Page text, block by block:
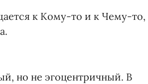
к Кому-то и к Чему-то,
но не эгоцентричный. В